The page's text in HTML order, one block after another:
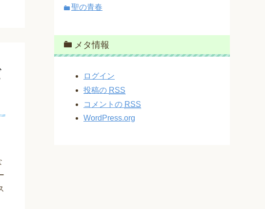
聖の青春
メタ情報
ログイン
投稿の RSS
コメントの RSS
WordPress.org